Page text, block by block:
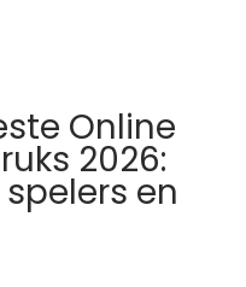
Online
2026:
en